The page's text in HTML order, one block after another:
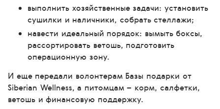
выполнить хозяйственные задачи: установить
сушилки и наличники, собрать стеллажи;
навести идеальный порядок: вымыть боксы,
рассортировать ветошь, подготовить
операционную зону.
И еще передали волонтерам Базы подарки от
Siberian Wellness, а питомцам – корм, салфетки,
ветошь и финансовую поддержку.